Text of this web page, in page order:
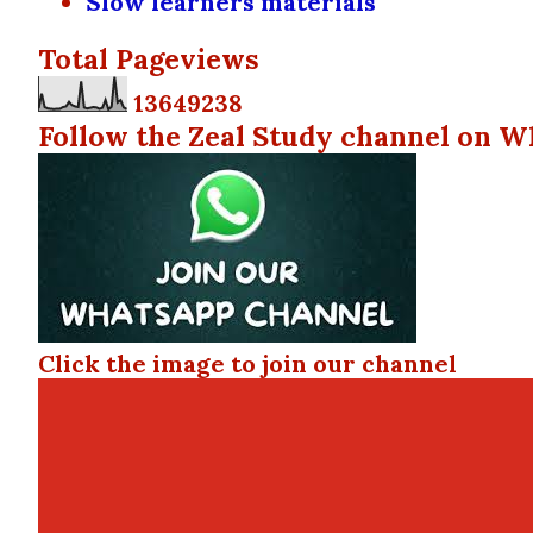
Total Pageviews
13649238
Follow the Zeal Study channel on
Click the image to join our channel